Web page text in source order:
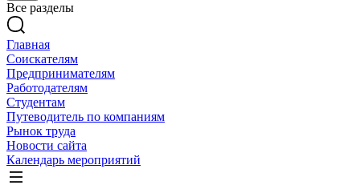
Все разделы
Главная
Соискателям
Предпринимателям
Работодателям
Студентам
Путеводитель по компаниям
Рынок труда
Новости сайта
Календарь мероприятий